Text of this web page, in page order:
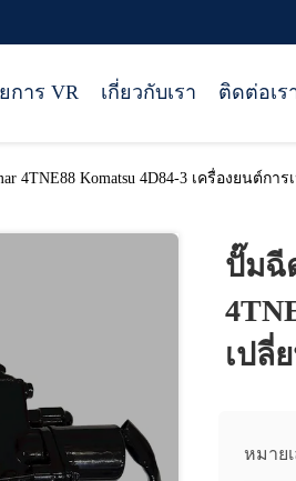
การ VR เกี่ยวกับเรา ติดต่อเร
4TNE88 Komatsu 4D84-3 เครื่องยนต์กา
ปั๊มฉี
เปลี่
หมาย